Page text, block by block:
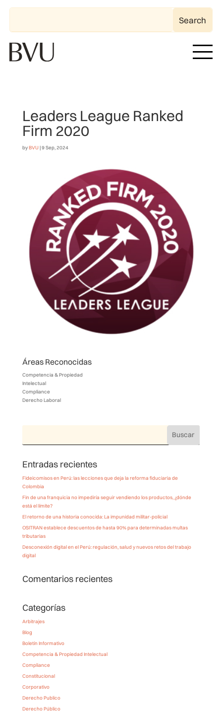
Leaders League Ranked
Firm 2020
byBVU |9 Sep, 2024
Áreas Reconocidas
Competencia & Propiedad
Intelectual
Compliance
Derecho Laboral
Entradas recientes
Fideicomisos en Perú: las lecciones que deja la reforma fiduciaria de
Colombia
Fin de una franquicia no impediría seguir vendiendo los productos, ¿dónde
está el límite?
El retorno de una historia conocida: La impunidad militar-policial
OSITRAN establece descuentos de hasta 90% para determinadas multas
tributarias
Desconexión digital en el Perú: regulación, salud y nuevos retos del trabajo
digital
Comentarios recientes
Categorías
Arbitrajes
Blog
Boletín Informativo
Competencia & Propiedad Intelectual
Compliance
Constitucional
Corporativo
Derecho Publico
Derecho Público